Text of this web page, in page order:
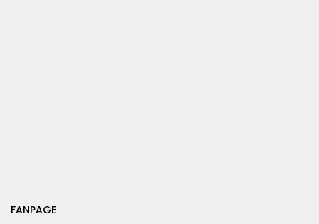
FANPAGE